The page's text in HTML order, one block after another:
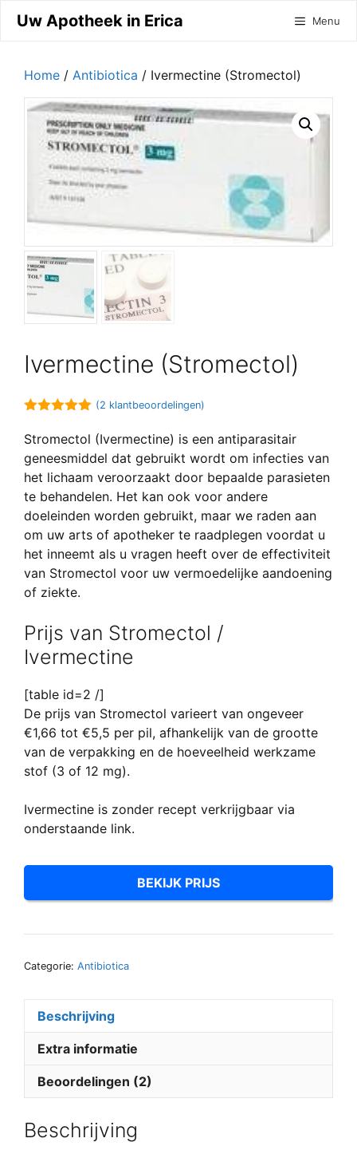
naar
inhoud
Uw Apotheek in Erica Menu
Home / Antibiotica / Ivermectine (Stromectol)
Ivermectine (Stromectol)
(2 klantbeoordelingen)
Stromectol (Ivermectine) is een antiparasitair
geneesmiddel dat gebruikt wordt om infecties van
het lichaam veroorzaakt door bepaalde parasieten
te behandelen. Het kan ook voor andere
doeleinden worden gebruikt, maar we raden aan
om uw arts of apotheker te raadplegen voordat u
het inneemt als u vragen heeft over de effectiviteit
van Stromectol voor uw vermoedelijke aandoening
of ziekte.
Prijs van Stromectol /
Ivermectine
[table id=2 /]
De prijs van Stromectol varieert van ongeveer
€1,66 tot €5,5 per pil, afhankelijk van de grootte
van de verpakking en de hoeveelheid werkzame
stof (3 of 12 mg).
Ivermectine is zonder recept verkrijgbaar via
onderstaande link.
BEKIJK PRIJS
Categorie: Antibiotica
Beschrijving
Extra informatie
Beoordelingen (2)
Beschrijving